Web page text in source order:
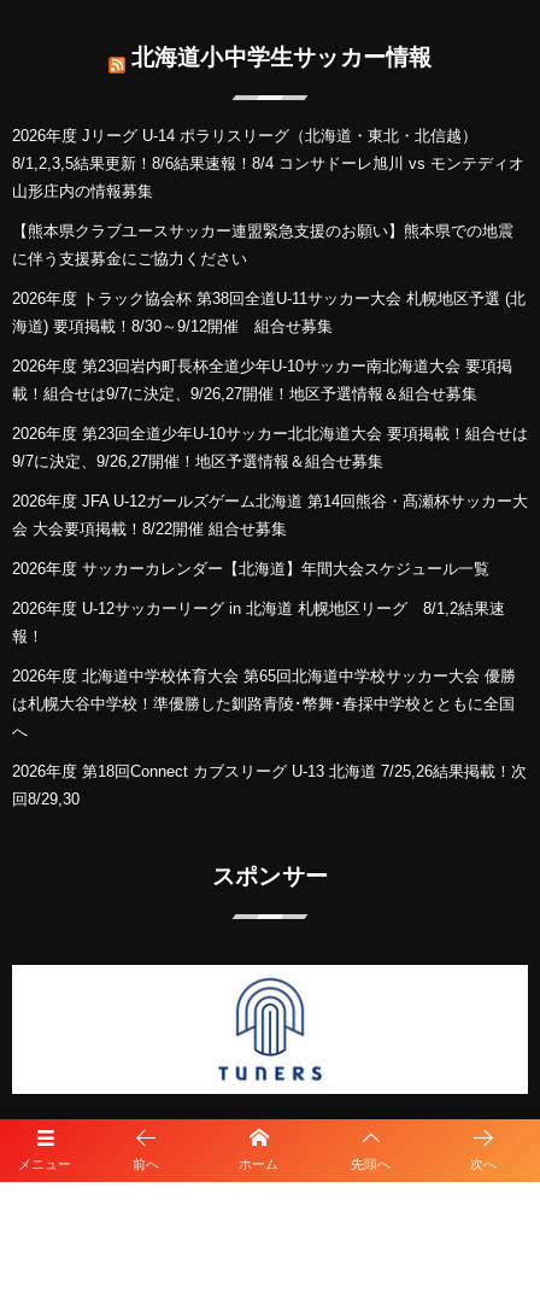
メニュー 前へ ホーム 先頭へ 次へ
北海道小中学生サッカー情報
2026年度 Jリーグ U-14 ポラリスリーグ（北海道・東北・北信越）
8/1,2,3,5結果更新！8/6結果速報！8/4 コンサドーレ旭川 vs モンテディオ
山形庄内の情報募集
【熊本県クラブユースサッカー連盟緊急支援のお願い】熊本県での地震
に伴う支援募金にご協力ください
2026年度 トラック協会杯 第38回全道U-11サッカー大会 札幌地区予選 (北
海道) 要項掲載！8/30～9/12開催 組合せ募集
2026年度 第23回岩内町長杯全道少年U-10サッカー南北海道大会 要項掲
載！組合せは9/7に決定、9/26,27開催！地区予選情報＆組合せ募集
2026年度 第23回全道少年U-10サッカー北北海道大会 要項掲載！組合せは
9/7に決定、9/26,27開催！地区予選情報＆組合せ募集
2026年度 JFA U-12ガールズゲーム北海道 第14回熊谷・髙瀬杯サッカー大
会 大会要項掲載！8/22開催 組合せ募集
2026年度 サッカーカレンダー【北海道】年間大会スケジュール一覧
2026年度 U-12サッカーリーグ in 北海道 札幌地区リーグ 8/1,2結果速
報！
2026年度 北海道中学校体育大会 第65回北海道中学校サッカー大会 優勝
は札幌大谷中学校！準優勝した釧路青陵･幣舞･春採中学校とともに全国
へ
2026年度 第18回Connect カブスリーグ U-13 北海道 7/25,26結果掲載！次
回8/29,30
スポンサー